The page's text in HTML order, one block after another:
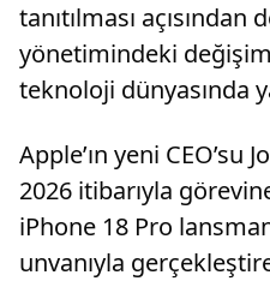
tanıtılması açısından
yönetimindeki
teknoloji dünyasında
Apple’ın yeni CEO’su
2026 itibarıyla
iPhone 18 Pro
unvanıyla